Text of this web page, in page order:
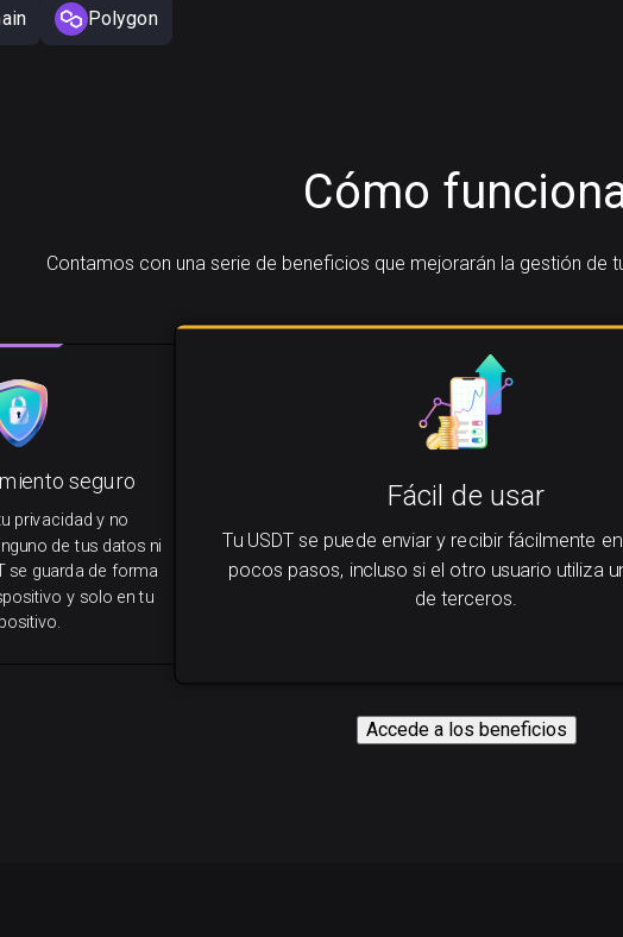
Polygon
Cómo
Contamos con una serie de beneficios que mejorarán la gestión de
Fácil de usar
Tu USDT se puede enviar y recibir fácilmente
pocos pasos, incluso si el otro usuario utiliza
de terceros.
seguro
privacidad y no
de tus datos ni
se guarda de forma
y solo en tu
Accede a los beneficios